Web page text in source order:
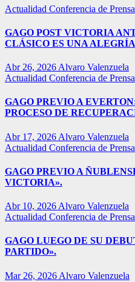
Actualidad Conferencia de Prensa
GAGO POST VICTORIA
CLÁSICO ES UNA
Abr 26, 2026 Alvaro Valenzuela
Actualidad Conferencia de Prensa
GAGO PREVIO A
PROCESO DE
Abr 17, 2026 Alvaro Valenzuela
Actualidad Conferencia de Prensa
GAGO PREVIO A
VICTORIA».
Abr 10, 2026 Alvaro Valenzuela
Actualidad Conferencia de Prensa
GAGO LUEGO DE SU
PARTIDO».
Mar 26, 2026 Alvaro Valenzuela